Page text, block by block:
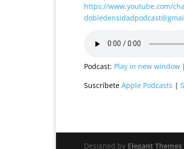
https://www.youtube.com/
Podcast: Play in new window |
Suscríbete Apple Podcasts |
Designed by Elegant Themes